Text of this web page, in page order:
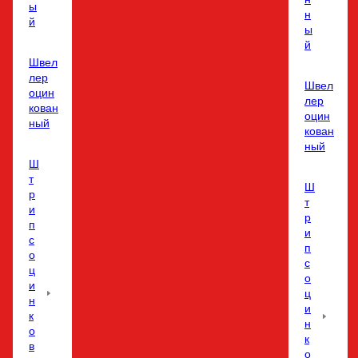
ы
й
Швел
лер
оцин
кован
ный
Ш
т
р
и
п
с
о
ц
и
н
к
о
в
н
ы
й
Швел
лер
оцин
кован
ный
Ш
т
р
и
п
с
о
ц
и
н
к
о